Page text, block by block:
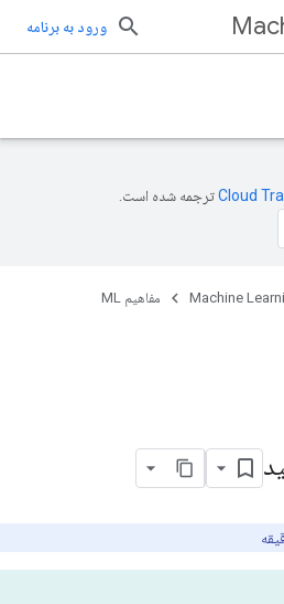
ورود به برنامه
ترجمه شده است.
Machine
مفاهیم ML